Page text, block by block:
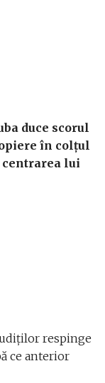
duce scorul
în colțul
centrarea lui
respinge
ce anterior